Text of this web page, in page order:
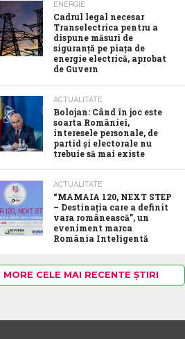
ENERGIE
Cadrul legal necesar
Transelectrica pentru a
dispune măsuri de
siguranță pe piața de
energie electrică, aprobat
de Guvern
ACTUALITATE
Bolojan: Când în joc este
soarta României,
interesele personale, de
partid și electorale nu
trebuie să mai existe
ACTUALITATE
“MAMAIA 120, NEXT STEP
– Destinația care a definit
vara românească”, un
eveniment marca
România Inteligentă
MORE CELE MAI RECENTE ȘTIRI